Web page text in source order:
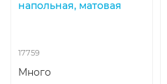
напольная, матовая
17759
Много